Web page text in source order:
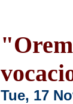
Tue, 17